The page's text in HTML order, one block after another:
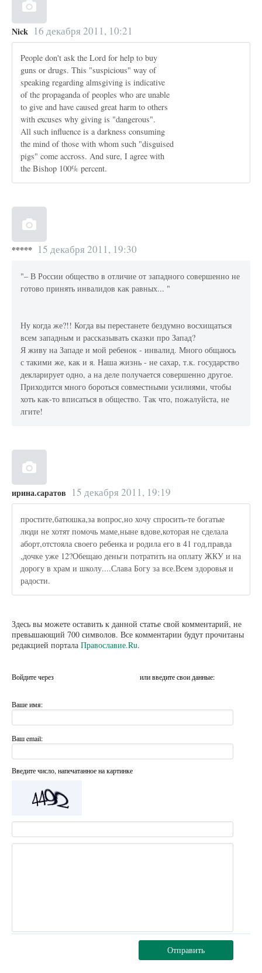
Nick 16 декабря 2011, 10:21
People don't ask the Lord for help to buy
guns or drugs. This "suspicious" way of
speaking regarding almsgiving is indicative
of the propaganda of peoples who are unable
to give and have caused great harm to others
with excuses why giving is "dangerous".
All such influence is a darkness consuming
the mind of those with whom such "disguised
pigs" come accross. And sure, I agree with
the Bishop 100% percent.
***** 15 декабря 2011, 19:30
"– В России общество в отличие от западного совершенно не
готово принять инвалидов как равных... "
Ну когда же?!! Когда вы перестанете бездумно восхищаться
всем западным и рассказывать сказки про Запад?
Я живу на Западе и мой ребенок - инвалид. Много общаюсь
с такими же, как и я. Наша жизнь - не сахар, т.к. государство
декларирует одно, а на деле получается совершенно другое.
Приходится много бороться совместными усилиями, чтобы
хоть как-то вписаться в общество. Так что, пожалуйста, не
лгите!
ирина.саратов 15 декабря 2011, 19:19
простите,батюшка,за вопрос,но хочу спросить-те богатые
люди не хотят помочь маме,ныне вдове,которая не сделала
аборт,отстояла своего ребенка и родила его в 41 год,правда
,дочке уже 12?Обещаю деньги потратить на оплату ЖКУ и на
дорогу в храм и школу....Слава Богу за все.Всем здоровья и
радости.
Здесь вы можете оставить к данной статье свой комментарий, не
превышающий 700 символов. Все комментарии будут прочитаны
редакцией портала Православие.Ru.
Войдите через или введите свои данные:
Ваше имя:
Ваш email:
Введите число, напечатанное на картинке
Отправить